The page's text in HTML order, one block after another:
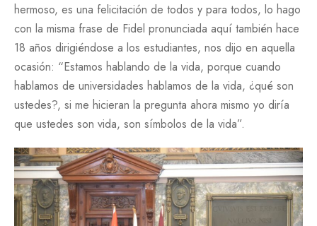
hermoso, es una felicitación de todos y para todos, lo hago
con la misma frase de Fidel pronunciada aquí también hace
18 años dirigiéndose a los estudiantes, nos dijo en aquella
ocasión: “Estamos hablando de la vida, porque cuando
hablamos de universidades hablamos de la vida, ¿qué son
ustedes?, si me hicieran la pregunta ahora mismo yo diría
que ustedes son vida, son símbolos de la vida”.